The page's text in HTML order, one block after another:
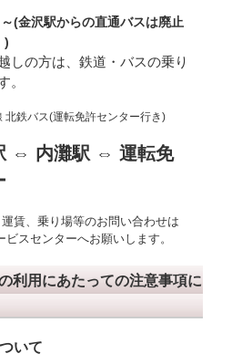
(金沢駅からの直通バスは廃止
)
しの方は、鉄道・バスの乗り
。
北鉄バス(運転免許センター行き)
⇔ 内灘駅 ⇔ 運転免
賃、乗り場等のお問い合わせは
スセンターへお願いします。
利用にあたっての注意事項に
いて